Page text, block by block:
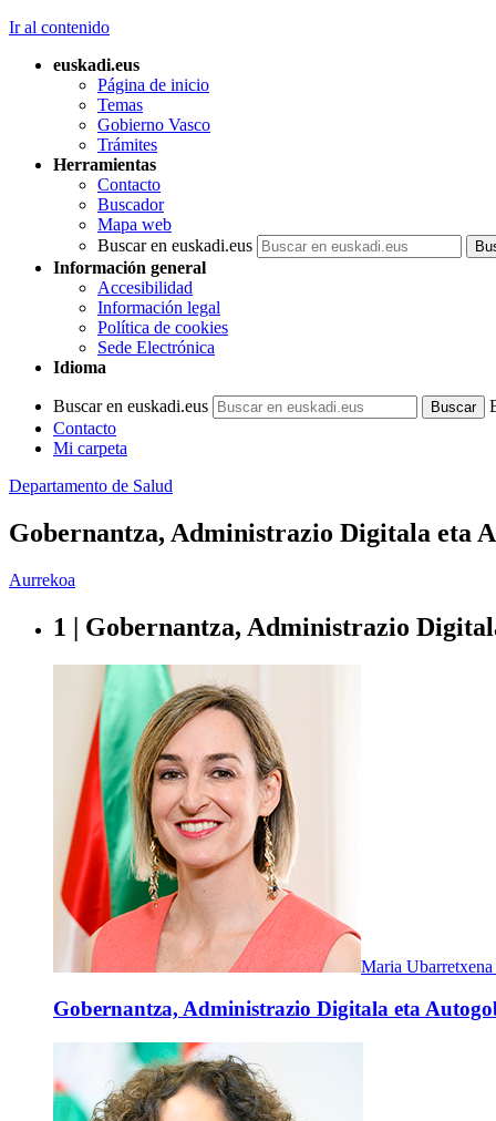
Ir al contenido
euskadi.eus
Página de inicio
Temas
Gobierno Vasco
Trámites
Herramientas
Contacto
Buscador
Mapa web
Buscar en euskadi.eus
Información general
Accesibilidad
Información legal
Política de cookies
Sede Electrónica
Idioma
Buscar en euskadi.eus
Contacto
Mi carpeta
Departamento de Salud
Gobernantza, Administrazio Digitala eta
Aurrekoa
1 | Gobernantza, Administrazio
Maria
Gobernantza, Administrazio Digitala eta